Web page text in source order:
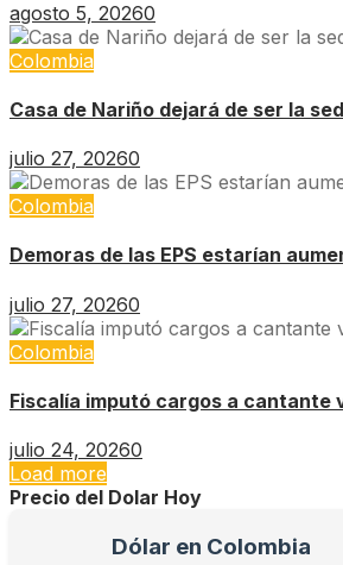
agosto 5, 20260
Colombia
Casa de Nariño dejará de ser la
julio 27, 20260
Colombia
Demoras de las EPS estarían
julio 27, 20260
Colombia
Fiscalía imputó cargos a
julio 24, 20260
Load more
Precio del Dolar Hoy
Dólar en Colombia